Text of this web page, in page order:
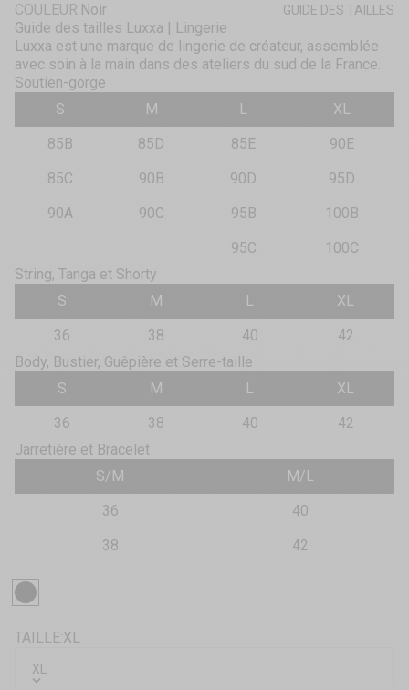
COULEUR:Noir GUIDE DES TAILLES
Guide des tailles Luxxa | Lingerie
Luxxa est une marque de lingerie de créateur, assemblée
avec soin à la main dans des ateliers du sud de la France.
Soutien-gorge
S
M L
XL
85B
85D 85E
90E
85C
90B 90D
95D
90A
90C 95B
100B
95C
100C
String, Tanga et Shorty
S
M L
XL
36
38 40
42
Body, Bustier, Guêpière et Serre-taille
S
M L
XL
36
38 40
42
Jarretière et Bracelet
S/M
M/L
36
40
38
42
Noir
TAILLE:XL
XL